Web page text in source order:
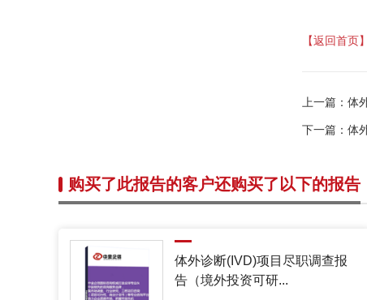
【返回首页】
上一篇： 体
下一篇： 体
购买了此报告的客户还购买了以下的报告
体外诊断(IVD)项目尽职调查报
告（境外投资可研...